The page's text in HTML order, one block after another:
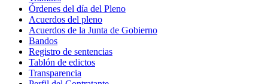
Órdenes del día del Pleno
Acuerdos del pleno
Acuerdos de la Junta de Gobierno
Bandos
Registro de sentencias
Tablón de edictos
Transparencia